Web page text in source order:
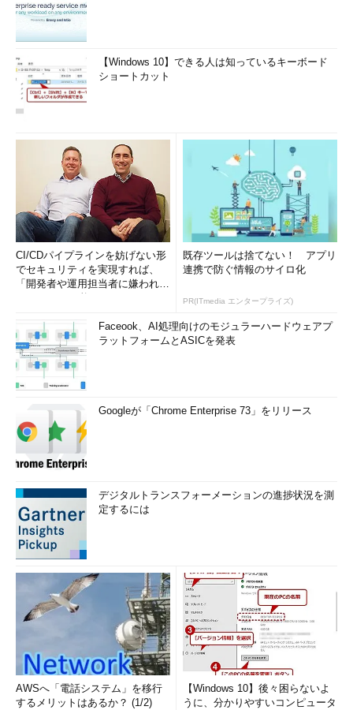
【Windows 10】できる人は知っているキーボード
ショートカット
CI/CDパイプラインを妨げない形
でセキュリティを実現すれば、
「開発者や運用担当者に嫌われな
既存ツールは捨てない！ アプリ
連携で防ぐ情報のサイロ化
PR(ITmedia エンタープライズ)
Faceook、AI処理向けのモジュラーハードウェアプ
ラットフォームとASICを発表
Googleが「Chrome Enterprise 73」をリリース
デジタルトランスフォーメーションの進捗状況を測
定するには
AWSへ「電話システム」を移行
するメリットはあるか？ (1/2)
【Windows 10】後々困らないよ
うに、分かりやすいコンピュータ